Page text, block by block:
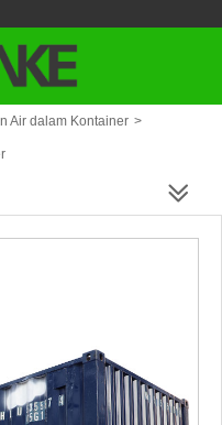
Air dalam Kontainer >